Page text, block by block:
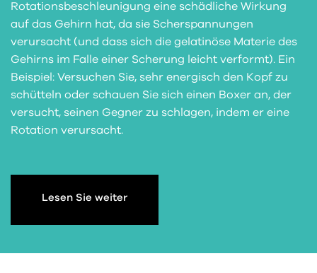
Rotationsbeschleunigung eine schädliche Wirkung
auf das Gehirn hat, da sie Scherspannungen
verursacht (und dass sich die gelatinöse Materie des
Gehirns im Falle einer Scherung leicht verformt). Ein
Beispiel: Versuchen Sie, sehr energisch den Kopf zu
schütteln oder schauen Sie sich einen Boxer an, der
versucht, seinen Gegner zu schlagen, indem er eine
Rotation verursacht.
Lesen Sie weiter